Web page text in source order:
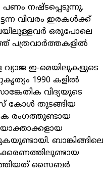
നഷ്ടപ്പെടുന്നു.
വിവരം ഇരകള്‍ക്ക്
ഒരുപോലെ
പത്രവാര്‍ത്തകളില്‍
വ്യാജ ഇ-മെയിലുകളുടെ
1990 കളില്‍
വിദ്യയുടെ
കോള്‍ തുടങ്ങിയ
രംഗത്തുണ്ടായ
ബാങ്കിങ്ങിലെ
സൈബര്‍